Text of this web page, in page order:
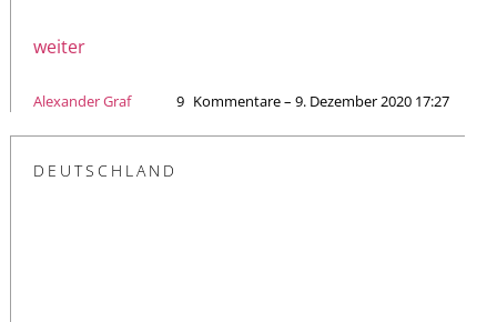
weiter
Alexander Graf 9 Kommentare – 9. Dezember 2020 17:27
DEUTSCHLAND